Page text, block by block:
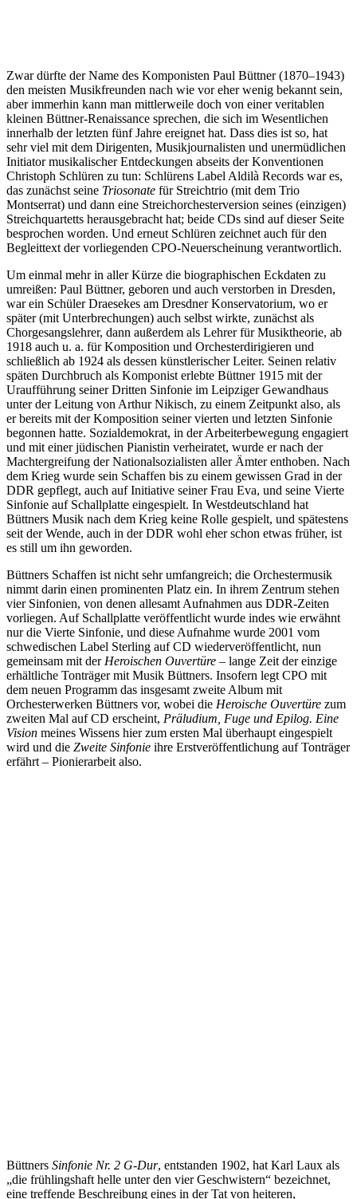
Zwar dürfte der Name des Komponisten Paul Büttner (1870–1943)
den meisten Musikfreunden nach wie vor eher wenig bekannt sein,
aber immerhin kann man mittlerweile doch von einer veritablen
kleinen Büttner-Renaissance sprechen, die sich im Wesentlichen
innerhalb der letzten fünf Jahre ereignet hat. Dass dies ist so, hat
sehr viel mit dem Dirigenten, Musikjournalisten und unermüdlichen
Initiator musikalischer Entdeckungen abseits der Konventionen
Christoph Schlüren zu tun: Schlürens Label Aldilà Records war es,
das zunächst seine Triosonate für Streichtrio (mit dem Trio
Montserrat) und dann eine Streichorchesterversion seines (einzigen)
Streichquartetts herausgebracht hat; beide CDs sind auf dieser Seite
besprochen worden. Und erneut Schlüren zeichnet auch für den
Begleittext der vorliegenden CPO-Neuerscheinung verantwortlich.
Um einmal mehr in aller Kürze die biographischen Eckdaten zu
umreißen: Paul Büttner, geboren und auch verstorben in Dresden,
war ein Schüler Draesekes am Dresdner Konservatorium, wo er
später (mit Unterbrechungen) auch selbst wirkte, zunächst als
Chorgesangslehrer, dann außerdem als Lehrer für Musiktheorie, ab
1918 auch u. a. für Komposition und Orchesterdirigieren und
schließlich ab 1924 als dessen künstlerischer Leiter. Seinen relativ
späten Durchbruch als Komponist erlebte Büttner 1915 mit der
Uraufführung seiner Dritten Sinfonie im Leipziger Gewandhaus
unter der Leitung von Arthur Nikisch, zu einem Zeitpunkt also, als
er bereits mit der Komposition seiner vierten und letzten Sinfonie
begonnen hatte. Sozialdemokrat, in der Arbeiterbewegung engagiert
und mit einer jüdischen Pianistin verheiratet, wurde er nach der
Machtergreifung der Nationalsozialisten aller Ämter enthoben. Nach
dem Krieg wurde sein Schaffen bis zu einem gewissen Grad in der
DDR gepflegt, auch auf Initiative seiner Frau Eva, und seine Vierte
Sinfonie auf Schallplatte eingespielt. In Westdeutschland hat
Büttners Musik nach dem Krieg keine Rolle gespielt, und spätestens
seit der Wende, auch in der DDR wohl eher schon etwas früher, ist
es still um ihn geworden.
Büttners Schaffen ist nicht sehr umfangreich; die Orchestermusik
nimmt darin einen prominenten Platz ein. In ihrem Zentrum stehen
vier Sinfonien, von denen allesamt Aufnahmen aus DDR-Zeiten
vorliegen. Auf Schallplatte veröffentlicht wurde indes wie erwähnt
nur die Vierte Sinfonie, und diese Aufnahme wurde 2001 vom
schwedischen Label Sterling auf CD wiederveröffentlicht, nun
gemeinsam mit der Heroischen Ouvertüre – lange Zeit der einzige
erhältliche Tonträger mit Musik Büttners. Insofern legt CPO mit
dem neuen Programm das insgesamt zweite Album mit
Orchesterwerken Büttners vor, wobei die Heroische Ouvertüre zum
zweiten Mal auf CD erscheint, Präludium, Fuge und Epilog. Eine
Vision meines Wissens hier zum ersten Mal überhaupt eingespielt
wird und die Zweite Sinfonie ihre Erstveröffentlichung auf Tonträger
erfährt – Pionierarbeit also.
Büttners Sinfonie Nr. 2 G-Dur, entstanden 1902, hat Karl Laux als
„die frühlingshaft helle unter den vier Geschwistern“ bezeichnet,
eine treffende Beschreibung eines in der Tat von heiteren,